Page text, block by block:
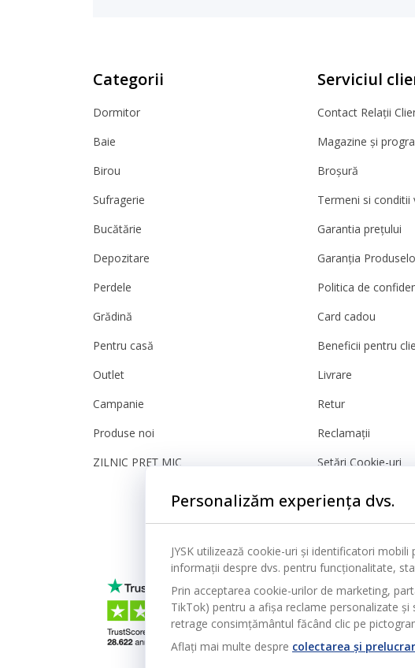
Categorii
Dormitor
Baie
Birou
Sufragerie
Bucătărie
Depozitare
Perdele
Grădină
Pentru casă
Outlet
Campanie
Produse noi
ZILNIC PREȚ MIC
Serviciul
Contact Relații
Magazine și
Broșură
Termeni si conditii
Garantia prețului
Garanția
Politica de
Card cadou
Beneficii pentru
Livrare
Retur
Reclamații
Setări Cookie-uri
Personalizăm experiența dvs.
JYSK utilizează cookie-uri și identificatori
informații despre dvs. pentru funcționalitate,
Prin acceptarea cookie-urilor de marketing,
TikTok) pentru a afișa reclame personalizate
retrage consimțământul făcând clic pe
Aflați mai multe despre colectarea și